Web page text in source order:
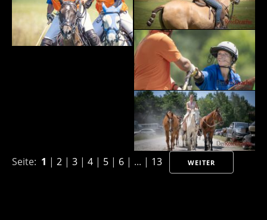
Seite: 1 | 2 | 3 | 4 | 5 | 6 | ... | 13 WEITER